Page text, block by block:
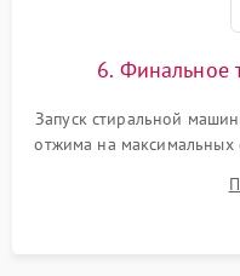
6. Финальное
Запуск стиральной
отжима на максимальных
корректности слива,
посторонних